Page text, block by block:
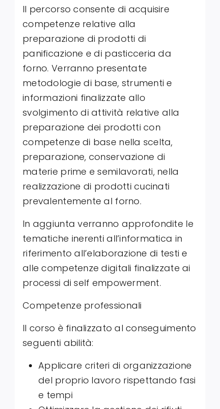
Il percorso consente di acquisire
competenze relative alla
preparazione di prodotti di
panificazione e di pasticceria da
forno. Verranno presentate
metodologie di base, strumenti e
informazioni finalizzate allo
svolgimento di attività relative alla
preparazione dei prodotti con
competenze di base nella scelta,
preparazione, conservazione di
materie prime e semilavorati, nella
realizzazione di prodotti cucinati
prevalentemente al forno.
In aggiunta verranno approfondite le
tematiche inerenti all’informatica in
riferimento all’elaborazione di testi e
alle competenze digitali finalizzate ai
processi di self empowerment.
Competenze professionali
Il corso è finalizzato al conseguimento
seguenti abilità:
Applicare criteri di organizzazione
del proprio lavoro rispettando fasi
e tempi